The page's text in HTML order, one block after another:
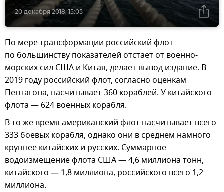
20 декабря 2018, 15:05
По мере трансформации российский флот
по большинству показателей отстает от военно-
морских сил США и Китая, делает вывод издание. В
2019 году российский флот, согласно оценкам
Пентагона, насчитывает 360 кораблей. У китайского
флота — 624 военных корабля.
В то же время американский флот насчитывает всего
333 боевых корабля, однако они в среднем намного
крупнее китайских и русских. Суммарное
водоизмещение флота США — 4,6 миллиона тонн,
китайского — 1,8 миллиона, российского всего 1,2
миллиона.